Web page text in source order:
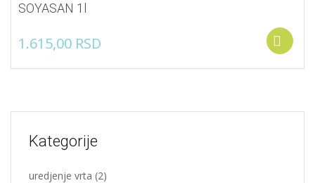
SOYASAN 1l
1.615,00 RSD
Kategorije
uredjenje vrta (2)